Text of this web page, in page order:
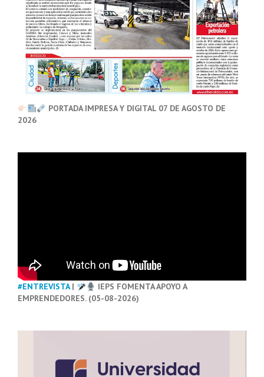
PORTADA IMPRESA Y DIGITAL 07 DE AGOSTO DE
2026
#ENTREVISTA|
IEPS FOMENTA APOYO A
EMPRENDEDORES. (05-08-2026)